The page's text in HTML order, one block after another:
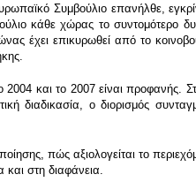
Συμβούλιο επανήλθε,
κάθε χώρας το συντομότερο
έχει επικυρωθεί από το
και το 2007 είναι προφανής.
ο διορισμός
πώς αξιολογείται το
στη διαφάνεια.